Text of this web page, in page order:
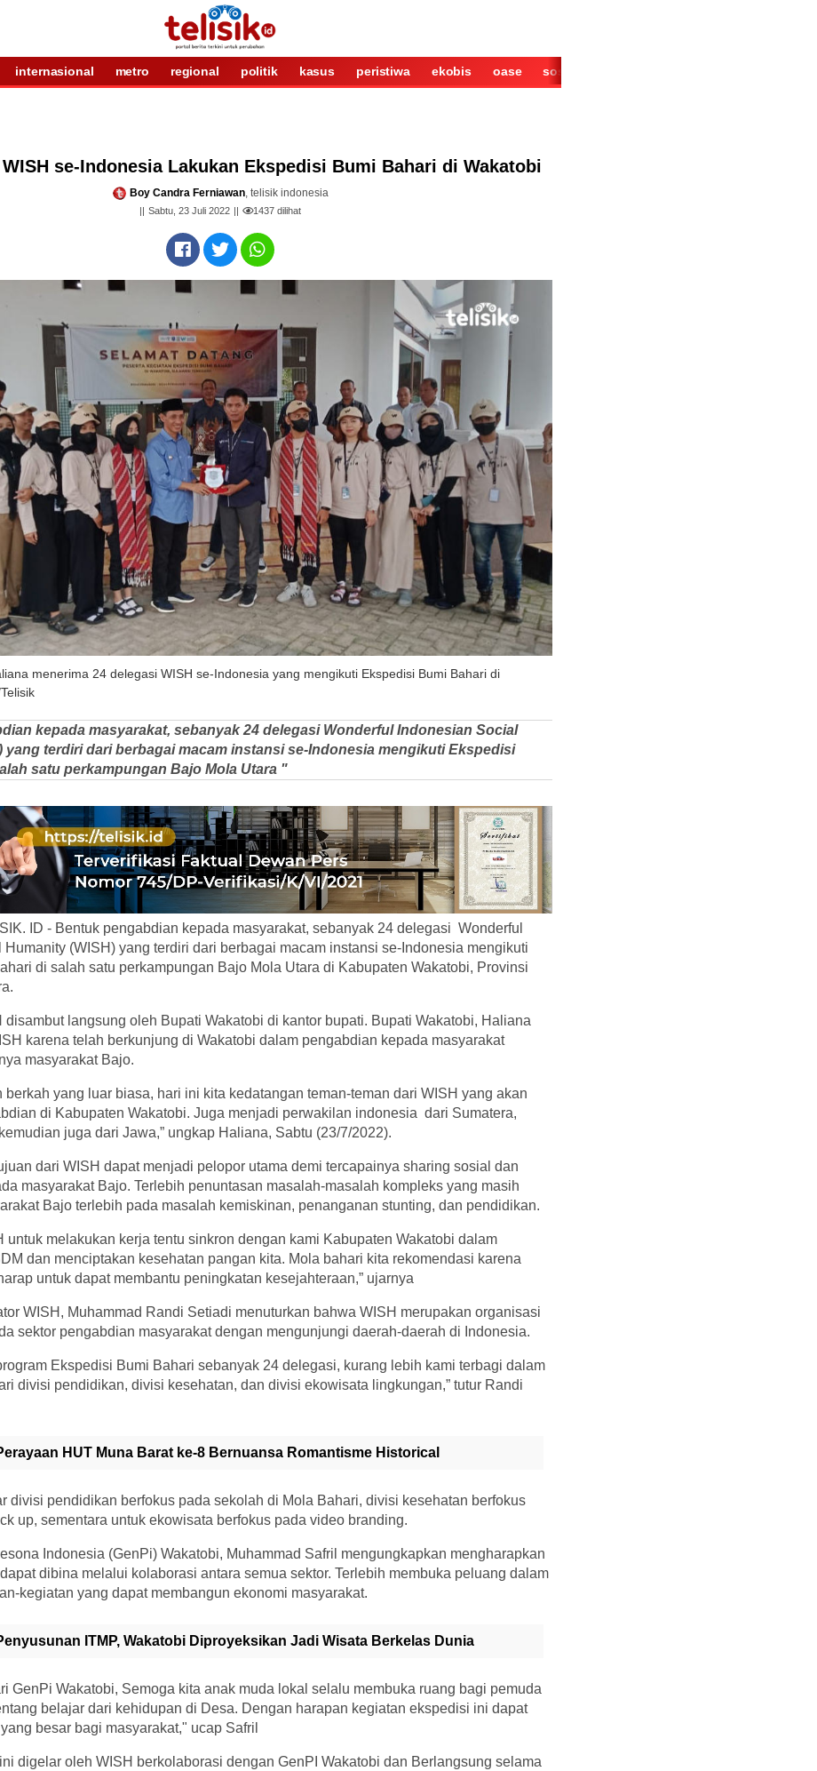
internasional metro regional politik kasus peristiwa ekobis oase sosok
se-Indonesia Lakukan Ekspedisi Bumi Bahari di Wakatobi
Boy Candra Ferniawan, telisik indonesia
Sabtu, 23 Juli 2022 1437 dilihat
menerima 24 delegasi WISH se-Indonesia yang mengikuti Ekspedisi Bumi Bahari di
kepada masyarakat, sebanyak 24 delegasi Wonderful Indonesian Social
yang terdiri dari berbagai macam instansi se-Indonesia mengikuti Ekspedisi
satu perkampungan Bajo Mola Utara "
ID - Bentuk pengabdian kepada masyarakat, sebanyak 24 delegasi Wonderful
Humanity (WISH) yang terdiri dari berbagai macam instansi se-Indonesia mengikuti
di salah satu perkampungan Bajo Mola Utara di Kabupaten Wakatobi, Provinsi
disambut langsung oleh Bupati Wakatobi di kantor bupati. Bupati Wakatobi, Haliana
karena telah berkunjung di Wakatobi dalam pengabdian kepada masyarakat
masyarakat Bajo.
berkah yang luar biasa, hari ini kita kedatangan teman-teman dari WISH yang akan
di Kabupaten Wakatobi. Juga menjadi perwakilan indonesia dari Sumatera,
juga dari Jawa,” ungkap Haliana, Sabtu (23/7/2022).
dari WISH dapat menjadi pelopor utama demi tercapainya sharing sosial dan
masyarakat Bajo. Terlebih penuntasan masalah-masalah kompleks yang masih
Bajo terlebih pada masalah kemiskinan, penanganan stunting, dan pendidikan.
untuk melakukan kerja tentu sinkron dengan kami Kabupaten Wakatobi dalam
dan menciptakan kesehatan pangan kita. Mola bahari kita rekomendasi karena
untuk dapat membantu peningkatan kesejahteraan,” ujarnya
WISH, Muhammad Randi Setiadi menuturkan bahwa WISH merupakan organisasi
sektor pengabdian masyarakat dengan mengunjungi daerah-daerah di Indonesia.
Ekspedisi Bumi Bahari sebanyak 24 delegasi, kurang lebih kami terbagi dalam
divisi pendidikan, divisi kesehatan, dan divisi ekowisata lingkungan,” tutur Randi
HUT Muna Barat ke-8 Bernuansa Romantisme Historical
divisi pendidikan berfokus pada sekolah di Mola Bahari, divisi kesehatan berfokus
up, sementara untuk ekowisata berfokus pada video branding.
Indonesia (GenPi) Wakatobi, Muhammad Safril mengungkapkan mengharapkan
dibina melalui kolaborasi antara semua sektor. Terlebih membuka peluang dalam
kegiatan yang dapat membangun ekonomi masyarakat.
ITMP, Wakatobi Diproyeksikan Jadi Wisata Berkelas Dunia
GenPi Wakatobi, Semoga kita anak muda lokal selalu membuka ruang bagi pemuda
belajar dari kehidupan di Desa. Dengan harapan kegiatan ekspedisi ini dapat
besar bagi masyarakat," ucap Safril
digelar oleh WISH berkolaborasi dengan GenPI Wakatobi dan Berlangsung selama